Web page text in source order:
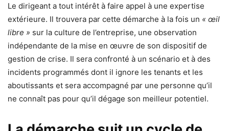
Le dirigeant a tout intérêt à faire appel à une expertise
extérieure. Il trouvera par cette démarche à la fois un « œil
libre » sur la culture de l’entreprise, une observation
indépendante de la mise en œuvre de son dispositif de
gestion de crise. Il sera confronté à un scénario et à des
incidents programmés dont il ignore les tenants et les
aboutissants et sera accompagné par une personne qu’il
ne connaît pas pour qu’il dégage son meilleur potentiel.